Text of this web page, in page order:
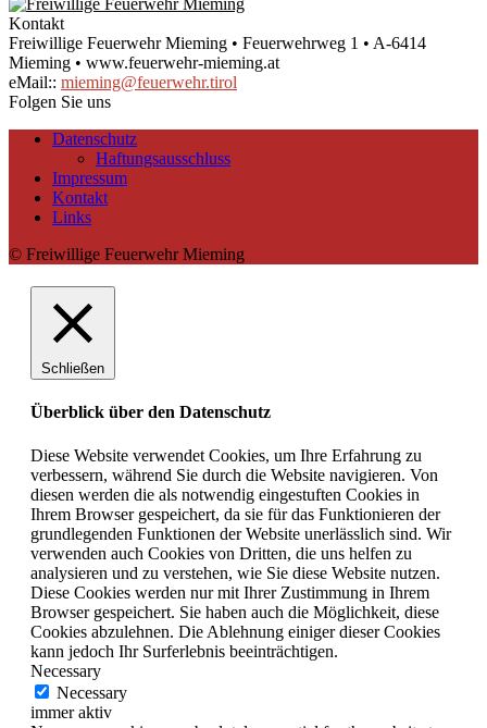
Kontakt
Freiwillige Feuerwehr Mieming • Feuerwehrweg 1 • A-6414
Mieming • www.feuerwehr-mieming.at
eMail:: mieming@feuerwehr.tirol
Folgen Sie uns
Datenschutz
Haftungsausschluss
Impressum
Kontakt
Links
© Freiwillige Feuerwehr Mieming
Schließen
Überblick über den Datenschutz
Diese Website verwendet Cookies, um Ihre Erfahrung zu
verbessern, während Sie durch die Website navigieren. Von
diesen werden die als notwendig eingestuften Cookies in
Ihrem Browser gespeichert, da sie für das Funktionieren der
grundlegenden Funktionen der Website unerlässlich sind. Wir
verwenden auch Cookies von Dritten, die uns helfen zu
analysieren und zu verstehen, wie Sie diese Website nutzen.
Diese Cookies werden nur mit Ihrer Zustimmung in Ihrem
Browser gespeichert. Sie haben auch die Möglichkeit, diese
Cookies abzulehnen. Die Ablehnung einiger dieser Cookies
kann jedoch Ihr Surferlebnis beeinträchtigen.
Necessary
Necessary
immer aktiv